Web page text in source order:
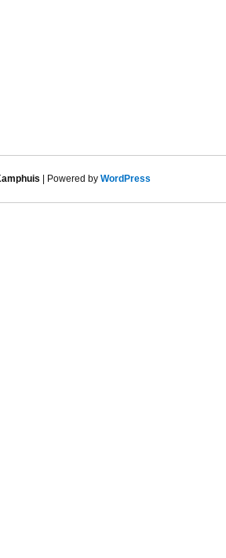
| Powered by WordPress